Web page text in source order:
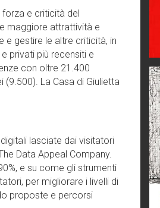
forza e criticità del
maggiore attrattività e
e gestire le altre criticità, in
privati più recensiti e
con oltre 21.400
La Casa di Giulietta
lasciate dai visitatori
Data Appeal Company.
e su come gli strumenti
per migliorare i livelli di
proposte e percorsi